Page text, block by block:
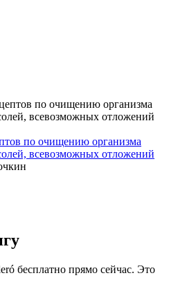
по очищению организма
всевозможных отложений
бесплатно прямо сейчас. Это